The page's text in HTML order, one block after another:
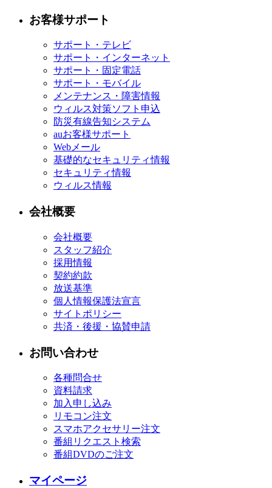
お客様サポート
サポート・テレビ
サポート・インターネット
サポート・固定電話
サポート・モバイル
メンテナンス・障害情報
ウィルス対策ソフト申込
防災有線告知システム
auお客様サポート
Webメール
基礎的なセキュリティ情報
セキュリティ情報
ウィルス情報
会社概要
会社概要
スタッフ紹介
採用情報
契約約款
放送基準
個人情報保護法宣言
サイトポリシー
共済・後援・協賛申請
お問い合わせ
各種問合せ
資料請求
加入申し込み
リモコン注文
スマホアクセサリー注文
番組リクエスト検索
番組DVDのご注文
マイページ